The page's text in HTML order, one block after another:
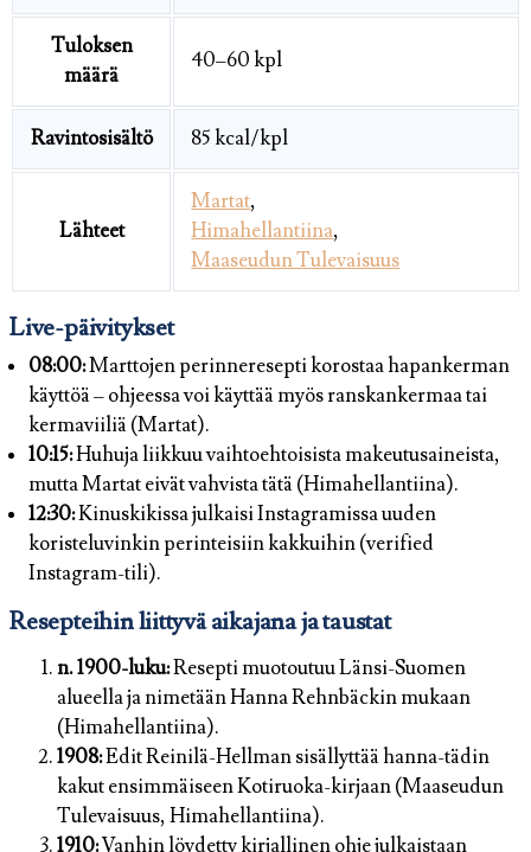
Tuloksen
määrä
40–60 kpl
Ravintosisältö 85 kcal/kpl
Lähteet
Martat,
Himahellantiina,
Maaseudun Tulevaisuus
Live-päivitykset
08:00:Marttojen perinneresepti korostaa hapankerman
käyttöä – ohjeessa voi käyttää myös ranskankermaa tai
kermaviiliä (Martat).
10:15:Huhuja liikkuu vaihtoehtoisista makeutusaineista,
mutta Martat eivät vahvista tätä (Himahellantiina).
12:30:Kinuskikissa julkaisi Instagramissa uuden
koristeluvinkin perinteisiin kakkuihin (verified
Instagram-tili).
Resepteihin liittyvä aikajana ja taustat
n. 1900-luku:Resepti muotoutuu Länsi-Suomen
alueella ja nimetään Hanna Rehnbäckin mukaan
(Himahellantiina).
1908:Edit Reinilä-Hellman sisällyttää hanna-tädin
kakut ensimmäiseen Kotiruoka-kirjaan (Maaseudun
Tulevaisuus, Himahellantiina).
1910:Vanhin löydetty kirjallinen ohje julkaistaan